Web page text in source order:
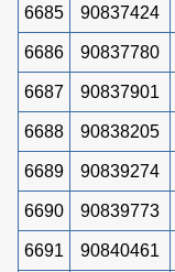
6685 90837424
6686 90837780
6687 90837901
6688 90838205
6689 90839274
6690 90839773
6691 90840461